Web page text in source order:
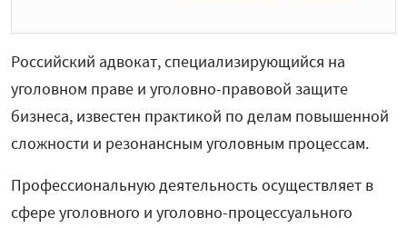
Российский адвокат, специализирующийся на
уголовном праве и уголовно-правовой защите
бизнеса, известен практикой по делам повышенной
сложности и резонансным уголовным процессам.
Профессиональную деятельность осуществляет в
сфере уголовного и уголовно-процессуального